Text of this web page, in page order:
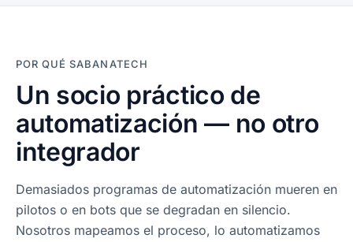
POR QUÉ SABANATECH
Un socio práctico de
automatización — no otro
integrador
Demasiados programas de automatización mueren en
pilotos o en bots que se degradan en silencio.
Nosotros mapeamos el proceso, lo automatizamos